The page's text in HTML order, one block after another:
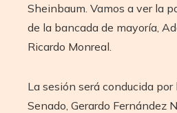
Sheinbaum. Vamos a ver la
de la bancada de mayoría,
Ricardo Monreal.
La sesión será conducida
Senado, Gerardo Fernández